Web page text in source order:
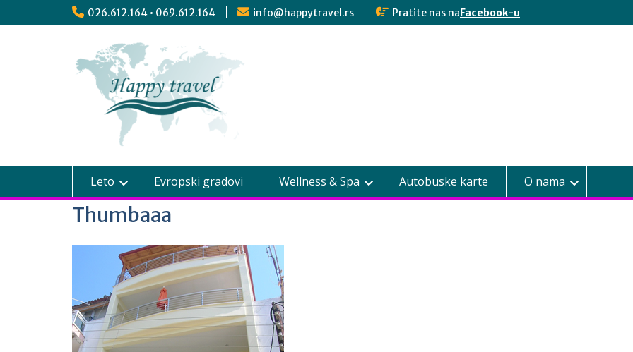
026.612.164 • 069.612.164 info@happytravel.rs Pratite nas naFacebook-u
Leto Evropski gradovi Wellness & Spa Autobuske karte O nama
Thumbaaa